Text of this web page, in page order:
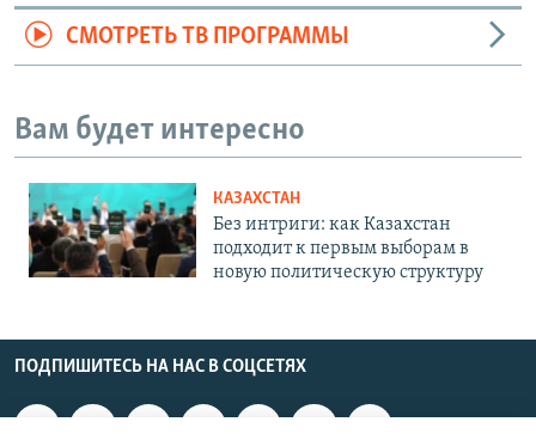
СМОТРЕТЬ ТВ ПРОГРАММЫ
Вам будет интересно
КАЗАХСТАН
Без интриги: как Казахстан
подходит к первым выборам в
новую политическую структуру
ПОДПИШИТЕСЬ НА НАС В СОЦСЕТЯХ